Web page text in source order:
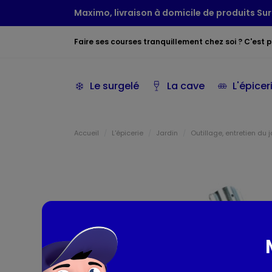
Maximo, livraison à domicile de produits
Faire ses courses tranquillement chez soi ? C'est
Le surgelé La cave
Accueil L'épicerie Jardin Outillage, entretien du